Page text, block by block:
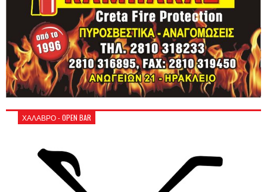
ΧΑΛΑΒΡΟ - OPEN BAR